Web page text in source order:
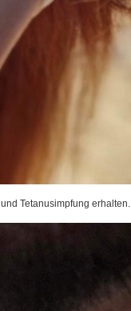
Tetanusimpfung erhalten.